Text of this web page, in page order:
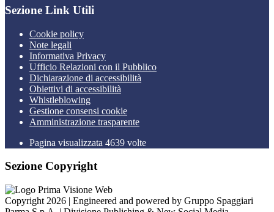
Sezione Link Utili
Cookie policy
Note legali
Informativa Privacy
Ufficio Relazioni con il Pubblico
Dichiarazione di accessibilità
Obiettivi di accessibilità
Whistleblowing
Gestione consensi cookie
Amministrazione trasparente
Pagina visualizzata 4639 volte
Sezione Copyright
Copyright 2026 | Engineered and powered by Gruppo Spaggiari